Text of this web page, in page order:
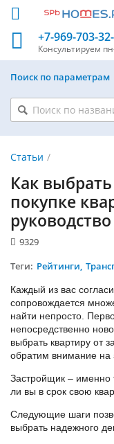
+7-969-703-
Консультируем
Поиск по параметрам
Статьи
Как
покупке
руководство
9329
Теги: Рейтинги
Каждый из вас
сопровождается
найти непросто.
непосредственно
выбрать квартиру от
обратим внимание на
Застройщик – именно
ли вы в срок свою
Следующие шаги
выбрать надежного